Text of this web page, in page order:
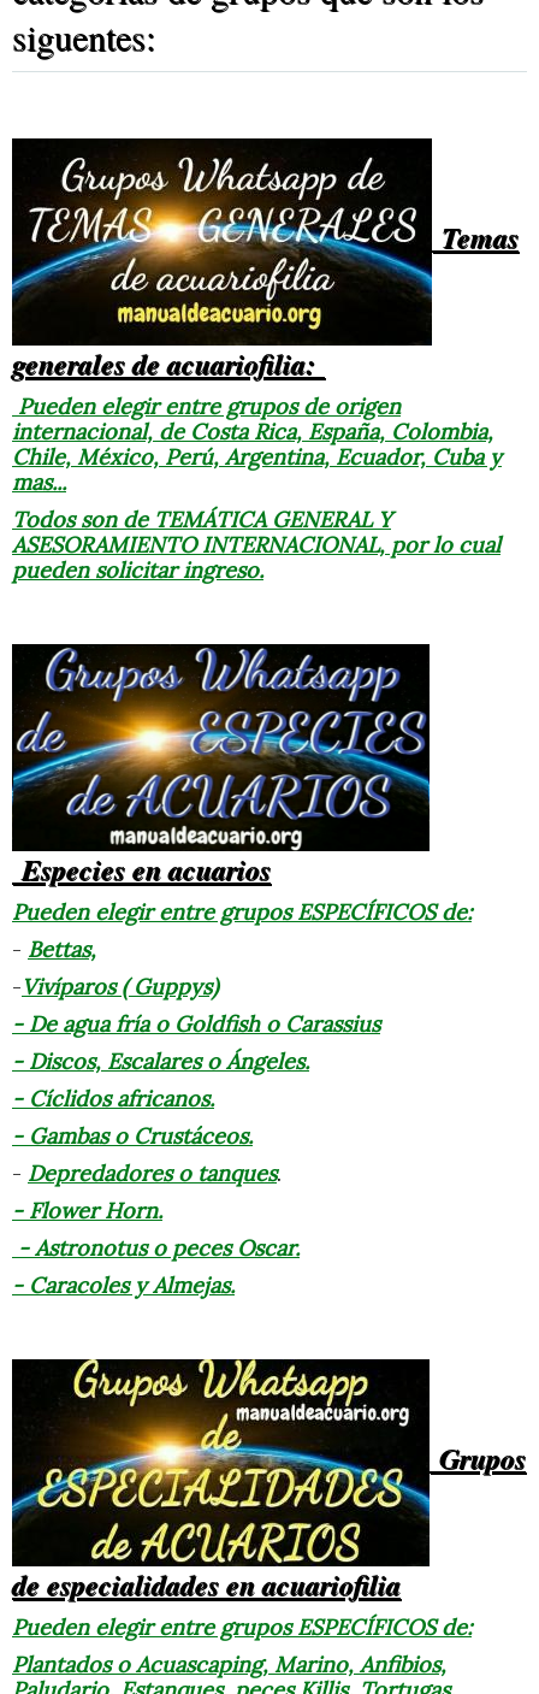
siguentes:
Temas
generales de acuariofilia:
Pueden elegir entre grupos de origen
internacional, de Costa Rica, España, Colombia,
Chile, México, Perú, Argentina, Ecuador, Cuba y
mas...
Todos son deTEMÁTICA GENERAL Y
ASESORAMIENTO INTERNACIONAL, por lo cual
pueden solicitar ingreso.
Especies en acuarios
Pueden elegir entre grupos ESPECÍFICOS de:
- Bettas,
-Vivíparos ( Guppys)
- De agua fría o Goldfish o Carassius
- Discos, Escalares o Ángeles.
- Cíclidos africanos.
- Gambas o Crustáceos.
- Depredadores o tanques.
- Flower Horn.
- Astronotus o peces Oscar.
- Caracoles y Almejas.
Grupos
de especialidades en acuariofilia
Pueden elegir entre grupos ESPECÍFICOS de:
Plantados o Acuascaping, Marino, Anfibios,